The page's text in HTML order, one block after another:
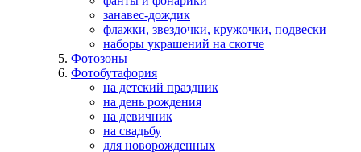
занавес-дождик
флажки, звездочки, кружочки, подвески
наборы украшений на скотче
Фотозоны
Фотобутафория
на детский праздник
на день рождения
на девичник
на свадьбу
для новорожденных